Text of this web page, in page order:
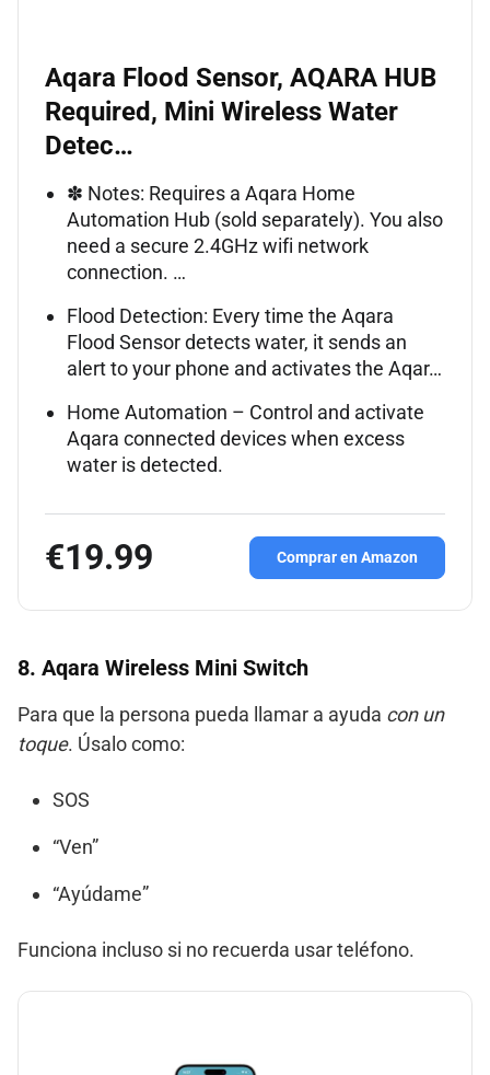
Aqara Flood Sensor, AQARA HUB
Required, Mini Wireless Water
Detec…
✽ Notes: Requires a Aqara Home
Automation Hub (sold separately). You also
need a secure 2.4GHz wifi network
connection. …
Flood Detection: Every time the Aqara
Flood Sensor detects water, it sends an
alert to your phone and activates the Aqar…
Home Automation – Control and activate
Aqara connected devices when excess
water is detected.
€19.99 Comprar en Amazon
8. Aqara Wireless Mini Switch
Para que la persona pueda llamar a ayuda con un
toque. Úsalo como:
SOS
“Ven”
“Ayúdame”
Funciona incluso si no recuerda usar teléfono.